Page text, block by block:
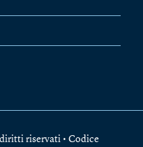
riservati • Codice